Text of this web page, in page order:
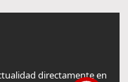
directamente en